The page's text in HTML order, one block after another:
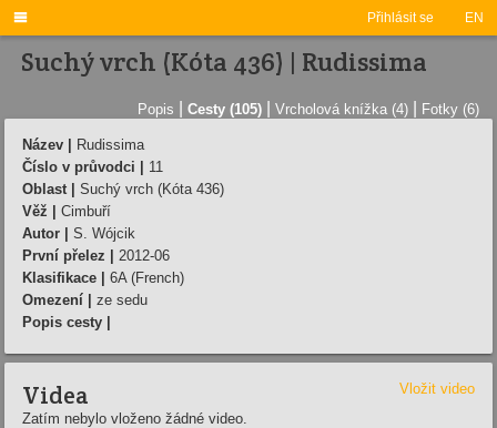
Přihlásit se EN

Suchý vrch (Kóta 436) | Rudissima
Popis Cesty (105) Vrcholová knížka (4) Fotky (6)
Název |
Rudissima
Číslo v průvodci |
11
Oblast |
Suchý vrch (Kóta 436)
Věž |
Cimbuří­
Autor |
S. Wójcik
První přelez |
2012-06
Klasifikace |
6A (French)
Omezení |
ze sedu
Popis cesty |
Videa
Vložit video
Zatím nebylo vloženo žádné video.